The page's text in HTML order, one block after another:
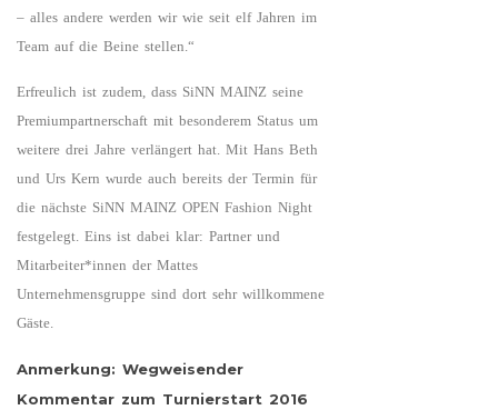
– alles andere werden wir wie seit elf Jahren im
Team auf die Beine stellen.“
Erfreulich ist zudem, dass SiNN MAINZ seine
Premiumpartnerschaft mit besonderem Status um
weitere drei Jahre verlängert hat. Mit Hans Beth
und Urs Kern wurde auch bereits der Termin für
die nächste SiNN MAINZ OPEN Fashion Night
festgelegt. Eins ist dabei klar: Partner und
Mitarbeiter*innen der Mattes
Unternehmensgruppe sind dort sehr willkommene
Gäste.
Anmerkung: Wegweisender
Kommentar zum Turnierstart 2016